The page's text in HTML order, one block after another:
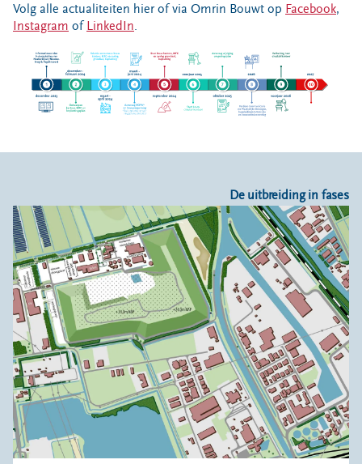
Volg alle actualiteiten hier of via Omrin Bouwt op Facebook,
Instagram ofLinkedIn
De uitbreiding in fases